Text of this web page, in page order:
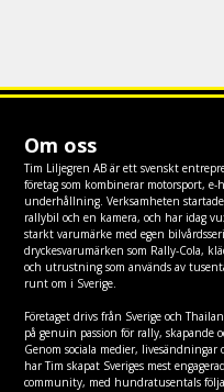
Om oss
Tim Liljegren AB är ett svenskt
företag som kombinerar motorsport, e-
underhållning. Verksamheten
rallybil och en kamera, och har idag
starkt varumärke med egen
dryckesvarumärken som Rally-Cola,
och utrustning som används av
runt om i Sverige.
Företaget drivs från Sverige och
på genuin passion för rally, skapande
Genom sociala medier, livesändningar
har Tim skapat Sveriges mest
community, med hundratusentals